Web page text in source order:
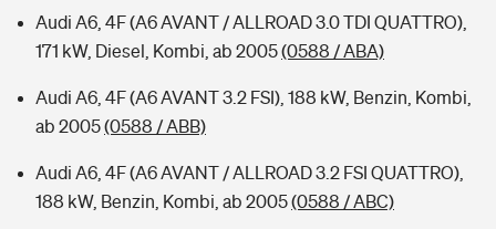
Audi A6, 4F (A6 AVANT / ALLROAD 3.0 TDI QUATTRO),
171 kW, Diesel, Kombi, ab 2005(0588 / ABA)
Audi A6, 4F (A6 AVANT 3.2 FSI), 188 kW, Benzin, Kombi,
ab 2005(0588 / ABB)
Audi A6, 4F (A6 AVANT / ALLROAD 3.2 FSI QUATTRO),
188 kW, Benzin, Kombi, ab 2005(0588 / ABC)